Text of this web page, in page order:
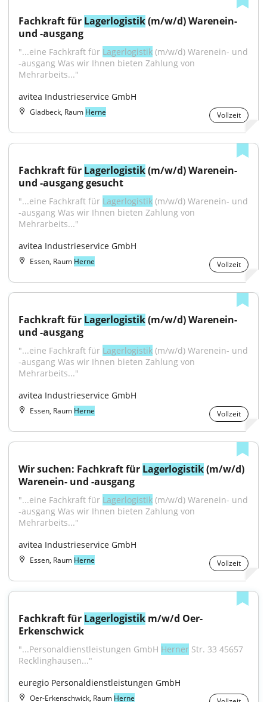
Fachkraft für Lagerlogistik (m/w/d) Warenein-
und -ausgang
"...eine Fachkraft für Lagerlogistik (m/w/d) Warenein- und
-ausgang Was wir Ihnen bieten Zahlung von
Mehrarbeits..."
avitea Industrieservice GmbH
Gladbeck, Raum Herne Vollzeit
Fachkraft für Lagerlogistik (m/w/d) Warenein-
und -ausgang gesucht
"...eine Fachkraft für Lagerlogistik (m/w/d) Warenein- und
-ausgang Was wir Ihnen bieten Zahlung von
Mehrarbeits..."
avitea Industrieservice GmbH
Essen, Raum Herne Vollzeit
Fachkraft für Lagerlogistik (m/w/d) Warenein-
und -ausgang
"...eine Fachkraft für Lagerlogistik (m/w/d) Warenein- und
-ausgang Was wir Ihnen bieten Zahlung von
Mehrarbeits..."
avitea Industrieservice GmbH
Essen, Raum Herne Vollzeit
Wir suchen: Fachkraft für Lagerlogistik (m/w/d)
Warenein- und -ausgang
"...eine Fachkraft für Lagerlogistik (m/w/d) Warenein- und
-ausgang Was wir Ihnen bieten Zahlung von
Mehrarbeits..."
avitea Industrieservice GmbH
Essen, Raum Herne Vollzeit
Fachkraft für Lagerlogistik m/w/d Oer-
Erkenschwick
"...Personaldienstleistungen GmbH Herner Str. 33 45657
Recklinghausen..."
euregio Personaldienstleistungen GmbH
Oer-Erkenschwick, Raum Herne